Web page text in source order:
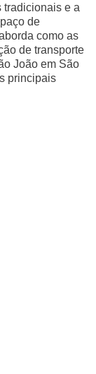
tradicionais e a
de
como as
de transporte
João em São
principais